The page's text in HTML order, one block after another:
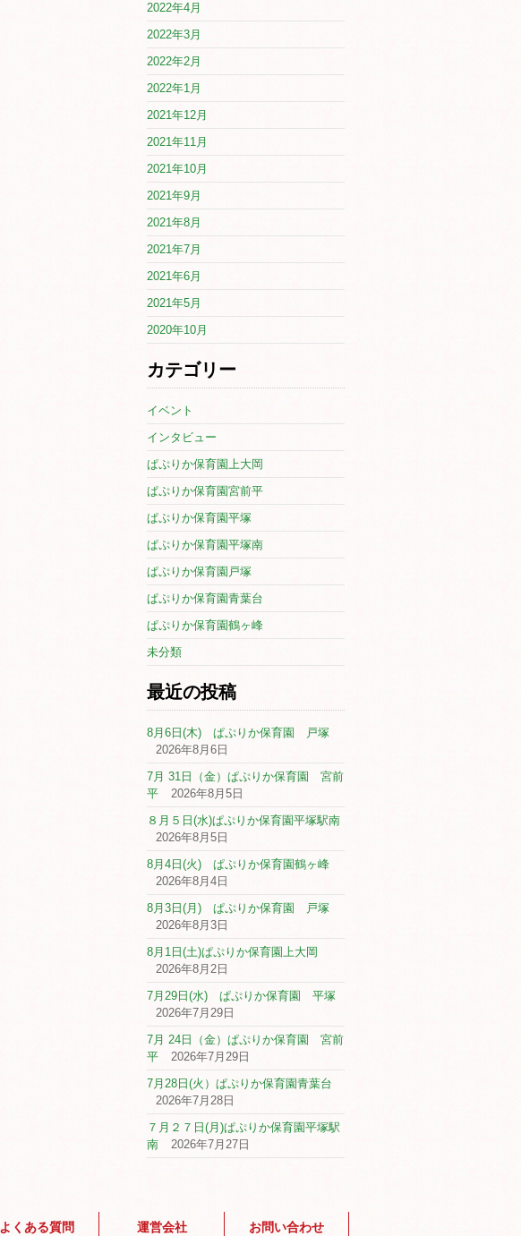
2022年4月
2022年3月
2022年2月
2022年1月
2021年12月
2021年11月
2021年10月
2021年9月
2021年8月
2021年7月
2021年6月
2021年5月
2020年10月
カテゴリー
イベント
インタビュー
ぱぷりか保育園上大岡
ぱぷりか保育園宮前平
ぱぷりか保育園平塚
ぱぷりか保育園平塚南
ぱぷりか保育園戸塚
ぱぷりか保育園青葉台
ぱぷりか保育園鶴ヶ峰
未分類
最近の投稿
8月6日(木) ぱぷりか保育園 戸塚
2026年8月6日
7月 31日（金）ぱぷりか保育園 宮前
平
2026年8月5日
８月５日(水)ぱぷりか保育園平塚駅南
2026年8月5日
8月4日(火) ぱぷりか保育園鶴ヶ峰
2026年8月4日
8月3日(月) ぱぷりか保育園 戸塚
2026年8月3日
8月1日(土)ぱぷりか保育園上大岡
2026年8月2日
7月29日(水) ぱぷりか保育園 平塚
2026年7月29日
7月 24日（金）ぱぷりか保育園 宮前
平
2026年7月29日
7月28日(火）ぱぷりか保育園青葉台
2026年7月28日
７月２７日(月)ぱぷりか保育園平塚駅
南
2026年7月27日
よくある質問 運営会社 お問い合わせ